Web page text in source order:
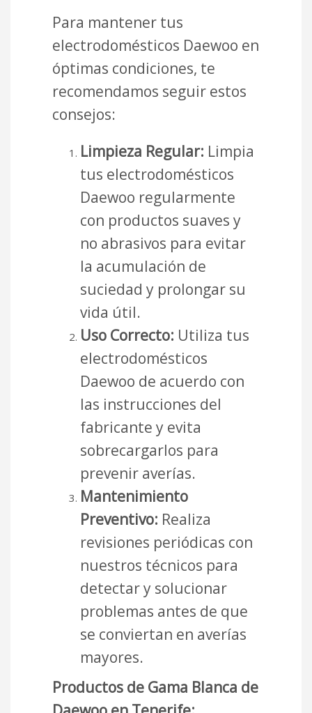
Para mantener tus
electrodomésticos Daewoo en
óptimas condiciones, te
recomendamos seguir estos
consejos:
Limpieza Regular: Limpia
tus electrodomésticos
Daewoo regularmente
con productos suaves y
no abrasivos para evitar
la acumulación de
suciedad y prolongar su
vida útil.
Uso Correcto: Utiliza tus
electrodomésticos
Daewoo de acuerdo con
las instrucciones del
fabricante y evita
sobrecargarlos para
prevenir averías.
Mantenimiento
Preventivo: Realiza
revisiones periódicas con
nuestros técnicos para
detectar y solucionar
problemas antes de que
se conviertan en averías
mayores.
Productos de Gama Blanca de